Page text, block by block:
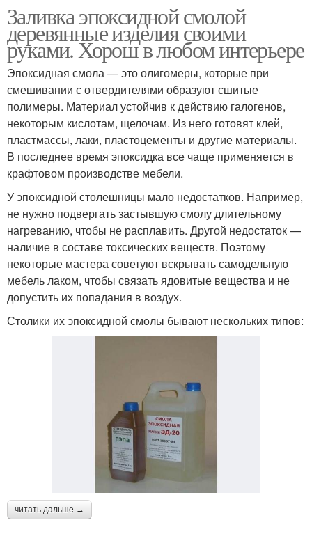
Заливка эпоксидной смолой
деревянные изделия своими
руками. Хорош в любом интерьере
Эпоксидная смола — это олигомеры, которые при
смешивании с отвердителями образуют сшитые
полимеры. Материал устойчив к действию галогенов,
некоторым кислотам, щелочам. Из него готовят клей,
пластмассы, лаки, пластоцементы и другие материалы.
В последнее время эпоксидка все чаще применяется в
крафтовом производстве мебели.
У эпоксидной столешницы мало недостатков. Например,
не нужно подвергать застывшую смолу длительному
нагреванию, чтобы не расплавить. Другой недостаток —
наличие в составе токсических веществ. Поэтому
некоторые мастера советуют вскрывать самодельную
мебель лаком, чтобы связать ядовитые вещества и не
допустить их попадания в воздух.
Столики их эпоксидной смолы бывают нескольких типов:
читать дальше →